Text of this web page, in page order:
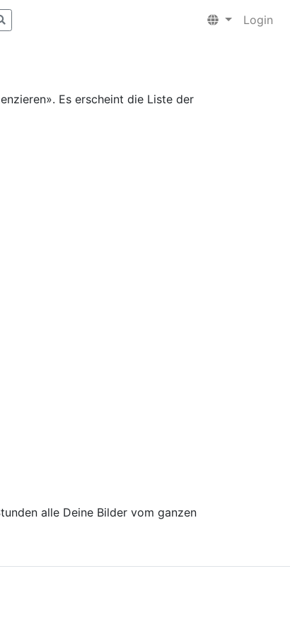
Login
Es erscheint die Liste der
alle Deine Bilder vom ganzen